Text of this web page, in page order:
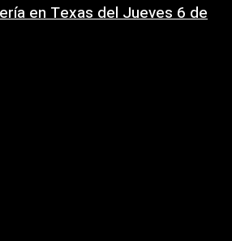
en Texas del Jueves 6 de